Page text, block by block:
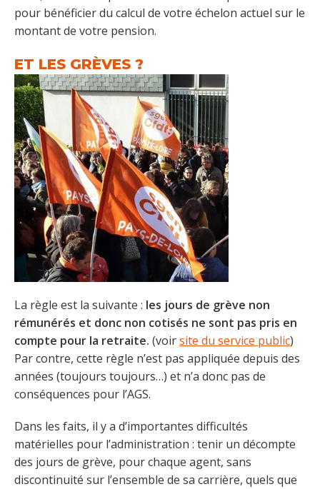
pour bénéficier du calcul de votre échelon actuel sur le
montant de votre pension.
ET LES GRÈVES ?
La règle est la suivante : les jours de grève non
rémunérés et donc non cotisés ne sont pas pris en
compte pour la retraite. (voirsite du service public)
Par contre, cette règle n’est pas appliquée depuis des
années (toujours toujours…) et n’a donc pas de
conséquences pour l’AGS.
Dans les faits, il y a d’importantes difficultés
matérielles pour l’administration : tenir un décompte
des jours de grève, pour chaque agent, sans
discontinuité sur l’ensemble de sa carrière, quels que